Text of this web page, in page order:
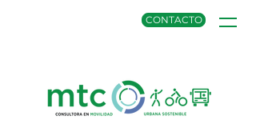
CONTACTO